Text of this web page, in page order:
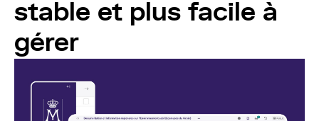
stable et plus facile à
gérer